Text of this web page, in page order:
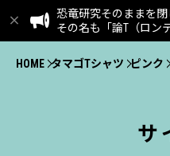
恐竜研究そのままを閉
その名も「論T（ロン
HOME タマゴTシャツ ピンク
サ